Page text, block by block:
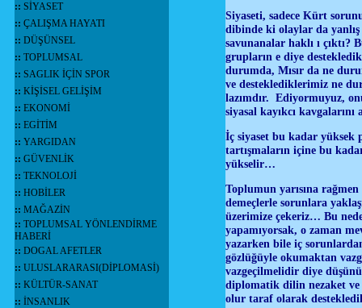
:: SİYASET
:: ÇALIŞMA HAYATI
:: DÜŞÜNSEL
:: TOPLUMSAL
:: SAGLIK İÇİN SPOR
:: KİŞİSEL GELİŞİM
:: EKONOMİ
:: EGİTİM
:: YARGIDAN
:: GÜVENLİK
:: TEKNOLOJİ
:: HOBİLER
:: MAĞAZİN
:: TOPLUMSAL YÖNLENDİRME
HABERİ
:: DOGAL AFETLER
:: ULUSLARARASI(DİPLOMASİ)
:: KÜLTÜR-SANAT
:: İNSANLIK
Siyaseti, sadece Kürt
dibinde ki olaylar da
savunanalar haklı ı
grupların e diye
durumda, Mısır da ne
ve desteklediklerimiz ne
lazımdır. Ediyormuyuz,
siyasal kayıkcı
İç siyaset bu kadar yüksek
tartışmaların içine bu
yükselir…
Toplumun yarısına
demeçlerle sorunlara
üzerimize çekeriz… Bu
yapamıyorsak, o zaman
yazarken bile iç
gözlüğüyle okumaktan
vazgeçilmelidir diye
diplomatik dilin nezaket ve
olur taraf olarak